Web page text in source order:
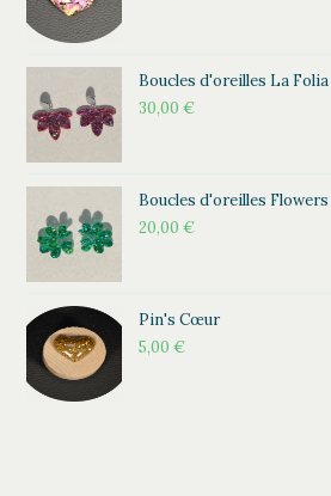
Boucles d'oreilles La Folia
30,00€
Boucles d'oreilles Flowers
20,00€
Pin's Cœur
5,00€